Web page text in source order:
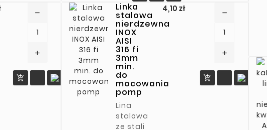
Cena
remove
add

Linka
stalowa
nierdzewna
INOX
AISI
316 fi
3mm
min.
do
mocowania
pomp
Lina
stalowa
ze stali
4,10 złCena
remove
add
